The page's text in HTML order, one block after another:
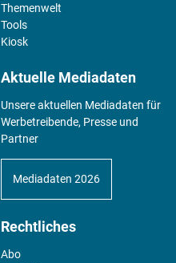
Themenwelt
Tools
Kiosk
Aktuelle Mediadaten
Unsere aktuellen Mediadaten für
Werbetreibende, Presse und
Partner
Mediadaten 2026
Rechtliches
Abo